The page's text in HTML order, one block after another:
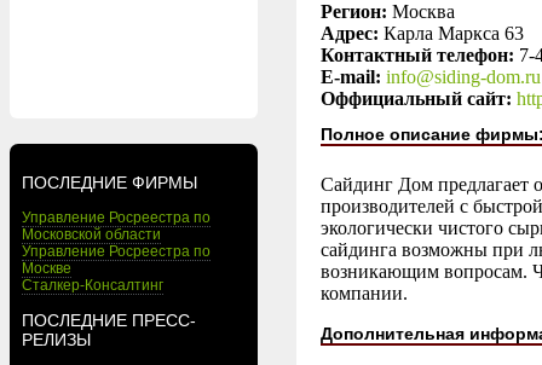
ПОСЛЕДНИЕ ФИРМЫ
Управление Росреестра по
Московской области
Управление Росреестра по
Москве
Сталкер-Консалтинг
ПОСЛЕДНИЕ ПРЕСС-
РЕЛИЗЫ
Регион: Москва
Адрес: Карла Маркса 63
Контактный телефон: 7-
E-mail: info@siding-dom.ru
Оффициальный сайт:
Полное описание
Сайдинг Дом предлагает
производителей с
экологически чистого
сайдинга возможны при
возникающим вопросам.
компании.
Дополнительная